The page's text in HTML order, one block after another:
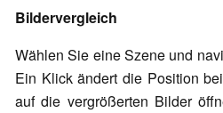
Bildervergleich
Wählen Sie eine Szene und
Ein Klick ändert die Position
auf die vergrößerten Bilder